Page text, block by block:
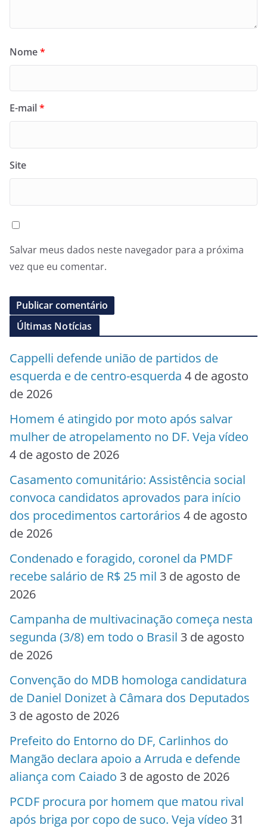
Nome*
E-mail*
Site
Salvar meus dados neste navegador para a próxima
vez que eu comentar.
Últimas Notícias
Cappelli defende união de partidos de
esquerda e de centro-esquerda 4 de agosto
de 2026
Homem é atingido por moto após salvar
mulher de atropelamento no DF. Veja vídeo
4 de agosto de 2026
Casamento comunitário: Assistência social
convoca candidatos aprovados para início
dos procedimentos cartorários 4 de agosto
de 2026
Condenado e foragido, coronel da PMDF
recebe salário de R$ 25 mil 3 de agosto de
2026
Campanha de multivacinação começa nesta
segunda (3/8) em todo o Brasil 3 de agosto
de 2026
Convenção do MDB homologa candidatura
de Daniel Donizet à Câmara dos Deputados
3 de agosto de 2026
Prefeito do Entorno do DF, Carlinhos do
Mangão declara apoio a Arruda e defende
aliança com Caiado 3 de agosto de 2026
PCDF procura por homem que matou rival
após briga por copo de suco. Veja vídeo 31